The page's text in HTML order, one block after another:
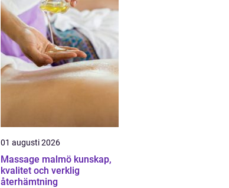
01 augusti 2026
Massage malmö kunskap,
kvalitet och verklig
återhämtning